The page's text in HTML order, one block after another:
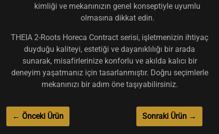
kimliği ve mekanınızın genel konseptiyle uyumlu
olmasına dikkat edin.
THEIA 2-Roots Horeca Contract serisi, işletmenizin ihtiyaç
duyduğu kaliteyi, estetiği ve dayanıklılığı bir arada
sunarak, misafirlerinize konforlu ve akılda kalıcı bir
deneyim yaşatmanız için tasarlanmıştır. Doğru seçimlerle
mekanınızı bir adım öne taşıyabilirsiniz.
← Önceki Ürün Sonraki Ürün →